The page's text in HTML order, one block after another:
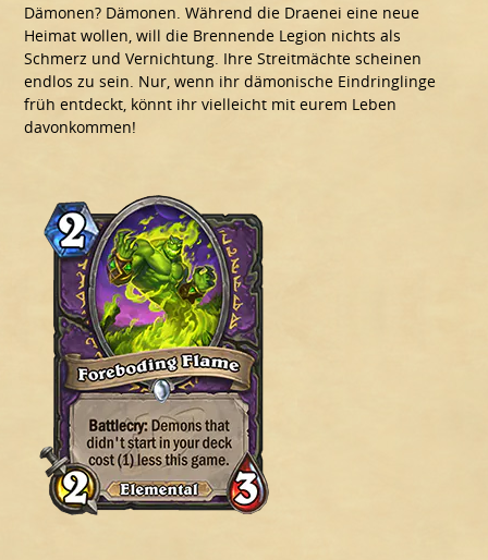
Dämonen? Dämonen. Während die Draenei eine neue
Heimat wollen, will die Brennende Legion nichts als
Schmerz und Vernichtung. Ihre Streitmächte scheinen
endlos zu sein. Nur, wenn ihr dämonische Eindringlinge
früh entdeckt, könnt ihr vielleicht mit eurem Leben
davonkommen!